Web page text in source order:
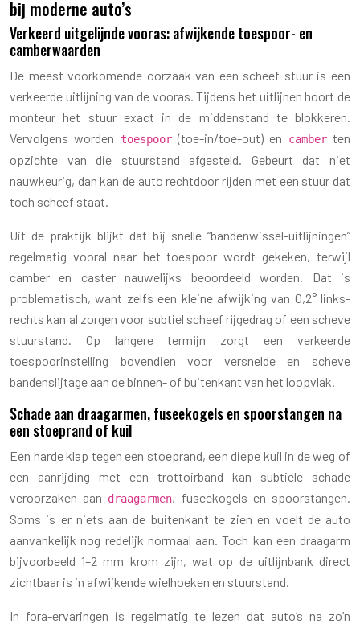
bij moderne auto’s
Verkeerd uitgelijnde vooras: afwijkende toespoor- en
camberwaarden
De meest voorkomende oorzaak van een scheef stuur is een
verkeerde uitlijning van de vooras. Tijdens het uitlijnen hoort de
monteur het stuur exact in de middenstand te blokkeren.
Vervolgens worden
toespoor(toe-in/toe-out) en camberten
opzichte van die stuurstand afgesteld. Gebeurt dat niet
nauwkeurig, dan kan de auto rechtdoor rijden met een stuur dat
toch scheef staat.
Uit de praktijk blijkt dat bij snelle “bandenwissel-uitlijningen”
regelmatig vooral naar het toespoor wordt gekeken, terwijl
camber en caster nauwelijks beoordeeld worden. Dat is
problematisch, want zelfs een kleine afwijking van 0,2° links-
rechts kan al zorgen voor subtiel scheef rijgedrag of een scheve
stuurstand. Op langere termijn zorgt een verkeerde
toespoorinstelling bovendien voor versnelde en scheve
bandenslijtage aan de binnen- of buitenkant van het loopvlak.
Schade aan draagarmen, fuseekogels en spoorstangen na
een stoeprand of kuil
Een harde klap tegen een stoeprand, een diepe kuil in de weg of
een aanrijding met een trottoirband kan subtiele schade
veroorzaken aan draagarmen, fuseekogels en spoorstangen.
Soms is er niets aan de buitenkant te zien en voelt de auto
aanvankelijk nog redelijk normaal aan. Toch kan een draagarm
bijvoorbeeld 1–2 mm krom zijn, wat op de uitlijnbank direct
zichtbaar is in afwijkende wielhoeken en stuurstand.
In fora-ervaringen is regelmatig te lezen dat auto’s na zo’n